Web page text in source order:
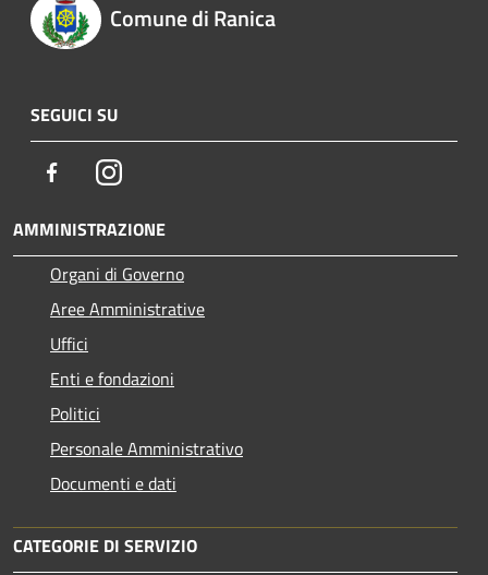
Comune di Ranica
SEGUICI SU
FacebookInstagram
AMMINISTRAZIONE
Organi di Governo
Aree Amministrative
Uffici
Enti e fondazioni
Politici
Personale Amministrativo
Documenti e dati
CATEGORIE DI SERVIZIO